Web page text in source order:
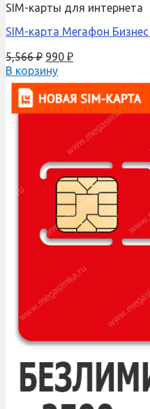
SIM-карты для интернета
SIM-карта Мегафон
5,566₽ 990 ₽
В корзину